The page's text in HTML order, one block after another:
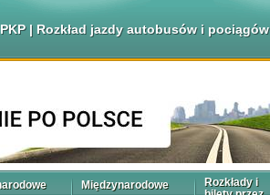
| Rozkład jazdy autobusów i pociągów
Międzynarodowe
Rozkłady i